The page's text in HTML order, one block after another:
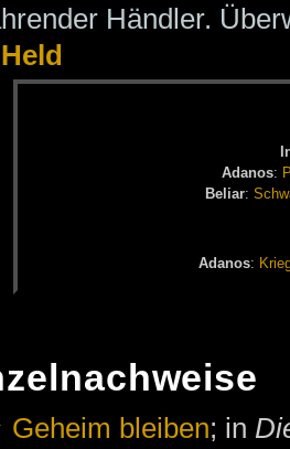
Händler.
Held
Ad­a­nos:
Be­li­ar:
Ad­a­nos:
Geheim bleiben; in